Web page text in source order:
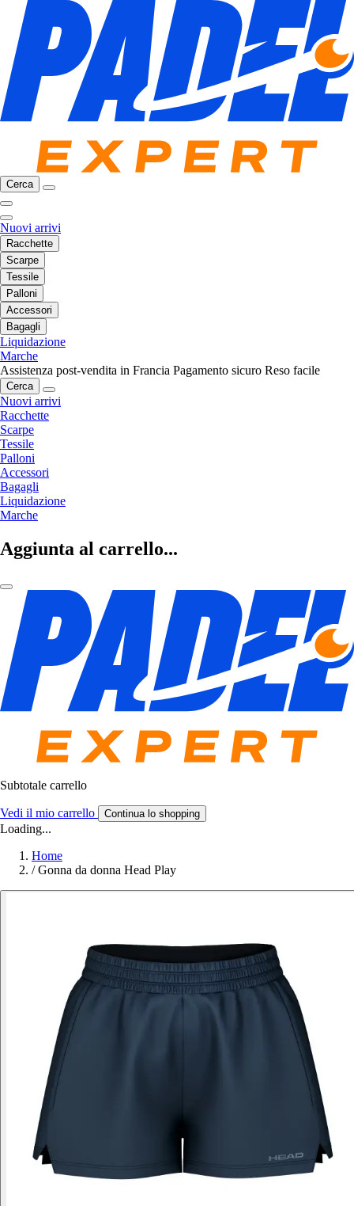
Cerca
Nuovi arrivi
Racchette
Scarpe
Tessile
Palloni
Accessori
Bagagli
Liquidazione
Marche
Assistenza post-vendita in Francia Pagamento sicuro Reso facile
Cerca
Nuovi arrivi
Racchette
Scarpe
Tessile
Palloni
Accessori
Bagagli
Liquidazione
Marche
Aggiunta al carrello...
Subtotale carrello
Vedi il mio carrello Continua lo shopping
Loading...
Home
/ Gonna da donna Head Play